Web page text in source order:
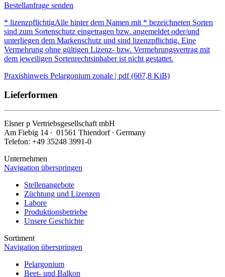
Bestellanfrage senden
* lizenzpflichtigAlle hinter dem Namen mit * bezeichneten Sorten
sind zum Sortenschutz eingetragen bzw. angemeldet oder/und
unterliegen dem Markenschutz und sind lizenzpflichtig. Eine
Vermehrung ohne gültigen Lizenz- bzw. Vermehrungsvertrag mit
dem jeweiligen Sortenrechtsinhaber ist nicht gestattet.
Praxishinweis Pelargonium zonale | pdf (607,8 KiB)
Lieferformen
Elsnerp Vertriebsgesellschaft mbH
Am Fiebig 14 ∙ 01561 Thiendorf ∙ Germany
Telefon: +49 35248 3991-0
Unternehmen
Navigation überspringen
Stellenangebote
Züchtung und Lizenzen
Labore
Produktionsbetriebe
Unsere Geschichte
Sortiment
Navigation überspringen
Pelargonium
Beet- und Balkon